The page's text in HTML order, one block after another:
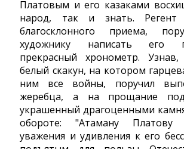
Платовым и его казаками
народ, так и знать. Регент
благосклонного приема,
художнику написать его
прекрасный хронометр.
белый скакун, на котором
ним все войны, поручил
жеребца, а на прощание
украшенный драгоценными
обороте: "Атаману Платову
уважения и удивления к его